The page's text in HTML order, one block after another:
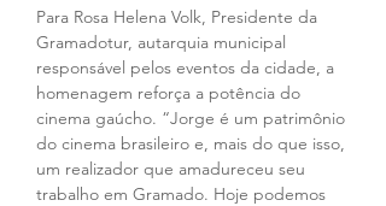
Para Rosa Helena Volk, Presidente da
Gramadotur, autarquia municipal
responsável pelos eventos da cidade, a
homenagem reforça a potência do
cinema gaúcho. “Jorge é um patrimônio
do cinema brasileiro e, mais do que isso,
um realizador que amadureceu seu
trabalho em Gramado. Hoje podemos